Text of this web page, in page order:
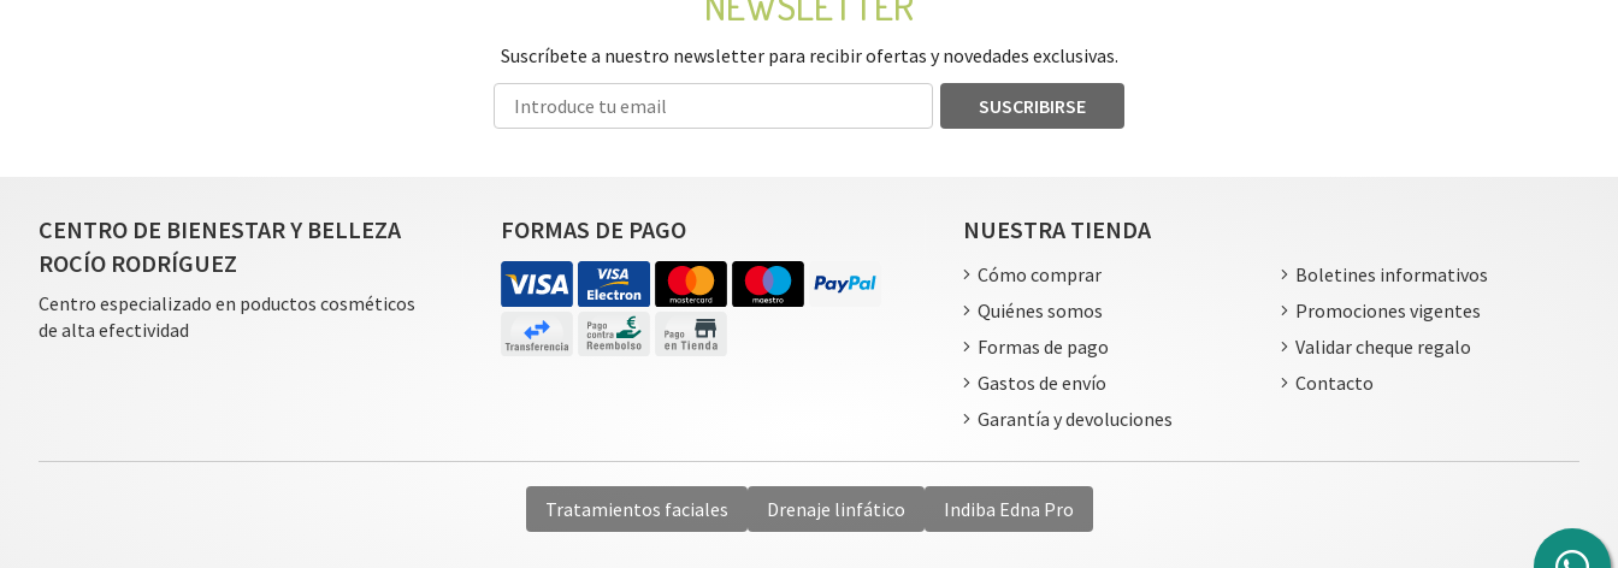
Suscríbete a nuestro newsletter para recibir ofertas y novedades exclusivas.
SUSCRIBIRSE
CENTRO DE BIENESTAR Y BELLEZA
ROCÍO RODRÍGUEZ
Centro especializado en poductos cosméticos
de alta efectividad
FORMAS DE PAGO NUESTRA TIENDA
Cómo comprar
Quiénes somos
Formas de pago
Gastos de envío
Garantía y devoluciones
Boletines informativos
Promociones vigentes
Validar cheque regalo
Contacto
Tratamientos faciales Drenaje linfático Indiba Edna Pro